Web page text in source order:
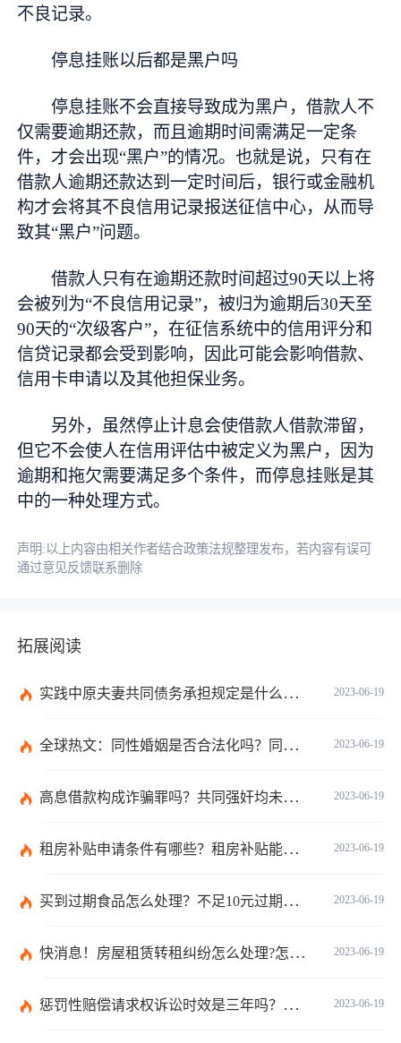
不良记录。
停息挂账以后都是黑户吗
停息挂账不会直接导致成为黑户，借款人不
仅需要逾期还款，而且逾期时间需满足一定条
件，才会出现“黑户”的情况。也就是说，只有在
借款人逾期还款达到一定时间后，银行或金融机
构才会将其不良信用记录报送征信中心，从而导
致其“黑户”问题。
借款人只有在逾期还款时间超过90天以上将
会被列为“不良信用记录”，被归为逾期后30天至
90天的“次级客户”，在征信系统中的信用评分和
信贷记录都会受到影响，因此可能会影响借款、
信用卡申请以及其他担保业务。
另外，虽然停止计息会使借款人借款滞留，
但它不会使人在信用评估中被定义为黑户，因为
逾期和拖欠需要满足多个条件，而停息挂账是其
中的一种处理方式。
声明:以上内容由相关作者结合政策法规整理发布，若内容有误可
通过意见反馈联系删除
拓展阅读
2023-06-19
实践中原夫妻共同债务承担规定是什么？离婚时债权分割依据是什么？
2023-06-19
全球热文：同性婚姻是否合法化吗？同性婚姻合法国家有哪些？
2023-06-19
高息借款构成诈骗罪吗？共同强奸均未遂是否构成轮奸？
2023-06-19
租房补贴申请条件有哪些？租房补贴能拿几年？|天天快播
2023-06-19
买到过期食品怎么处理？不足10元过期商品怎么赔偿？
2023-06-19
快消息！房屋租赁转租纠纷怎么处理?怎么处理房屋转租纠纷?
2023-06-19
惩罚性赔偿请求权诉讼时效是三年吗？惩罚性赔偿的现行法律是哪条？